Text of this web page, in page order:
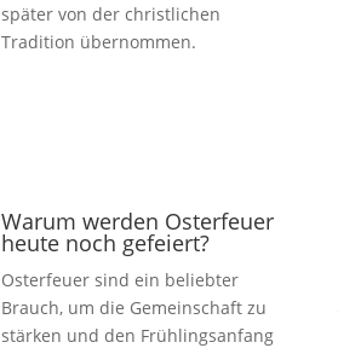
später von der christlichen
Tradition übernommen.
Warum werden Osterfeuer
heute noch gefeiert?
Osterfeuer sind ein beliebter
Brauch, um die Gemeinschaft zu
stärken und den Frühlingsanfang